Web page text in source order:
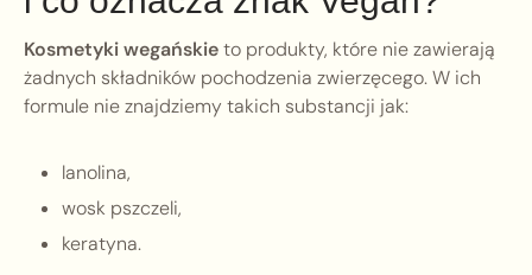
Kosmetyki wegańskieto produkty, które nie zawierają
żadnych składników pochodzenia zwierzęcego. W ich
formule nie znajdziemy takich substancji jak:
lanolina,
wosk pszczeli,
keratyna.